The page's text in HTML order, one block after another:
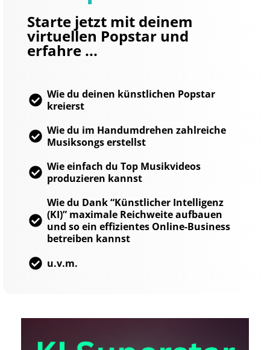
Starte jetzt mit deinem
virtuellen Popstar und
erfahre ...
Wie du deinen künstlichen Popstar
kreierst
Wie du im Handumdrehen zahlreiche
Musiksongs erstellst
Wie einfach du Top Musikvideos
produzieren kannst
Wie du Dank “Künstlicher Intelligenz
(KI)” maximale Reichweite aufbauen
und so ein effizientes Online-Business
betreiben kannst
u.v.m.